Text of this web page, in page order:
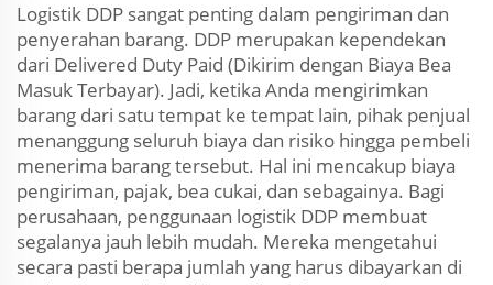
Logistik DDP sangat penting dalam pengiriman dan
penyerahan barang. DDP merupakan kependekan
dari Delivered Duty Paid (Dikirim dengan Biaya Bea
Masuk Terbayar). Jadi, ketika Anda mengirimkan
barang dari satu tempat ke tempat lain, pihak penjual
menanggung seluruh biaya dan risiko hingga pembeli
menerima barang tersebut. Hal ini mencakup biaya
pengiriman, pajak, bea cukai, dan sebagainya. Bagi
perusahaan, penggunaan logistik DDP membuat
segalanya jauh lebih mudah. Mereka mengetahui
secara pasti berapa jumlah yang harus dibayarkan di